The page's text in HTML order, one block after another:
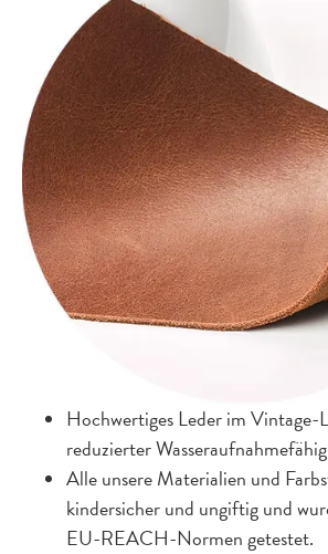
Hochwertiges Leder im Vintage-
reduzierter
Alle unsere Materialien und
kindersicher und ungiftig und
EU-REACH-Normen getestet.